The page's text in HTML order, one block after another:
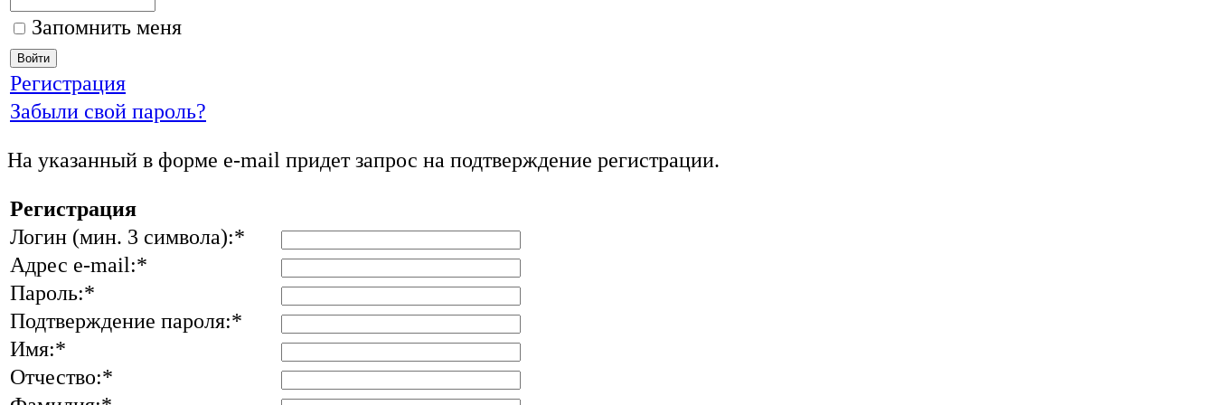
Запомнить меня
Регистрация
Забыли свой пароль?
На указанный в форме e-mail придет запрос на подтверждение регистрации.
Регистрация
Логин (мин. 3 символа):*
Адрес e-mail:*
Пароль:*
Подтверждение пароля:*
Имя:*
Отчество:*